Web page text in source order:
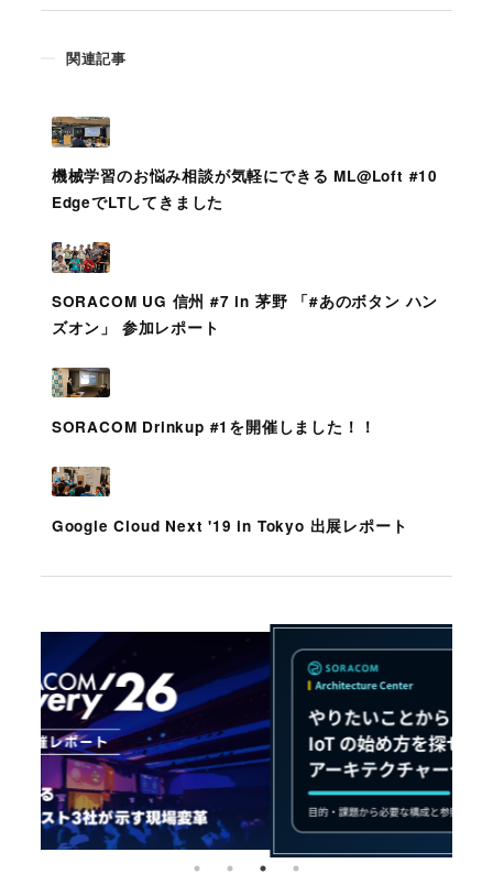
関連記事
機械学習のお悩み相談が気軽にできる ML@Loft #10
EdgeでLTしてきました
SORACOM UG 信州 #7 in 茅野 「#あのボタン ハン
ズオン」 参加レポート
SORACOM Drinkup #1を開催しました！！
Google Cloud Next '19 in Tokyo 出展レポート